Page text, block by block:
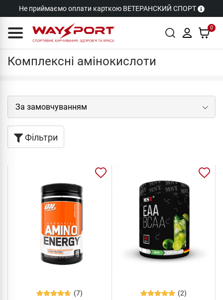
Не приймаємо оплати карткою ВЕТЕРАНСКИЙ СПОРТ
0
Комплексні амінокислоти
Комплексні амінокислоти
Фільтри
(7) (2)